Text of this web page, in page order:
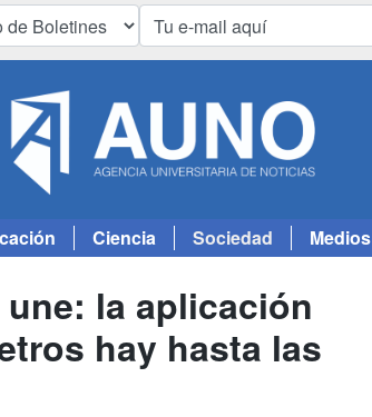
Ciencia Sociedad Medios
la aplicación
hay hasta las